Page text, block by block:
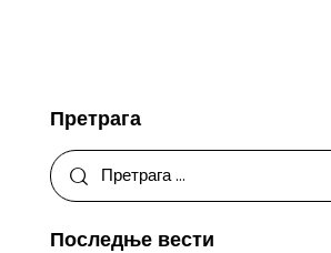
Претрага
Последње вести